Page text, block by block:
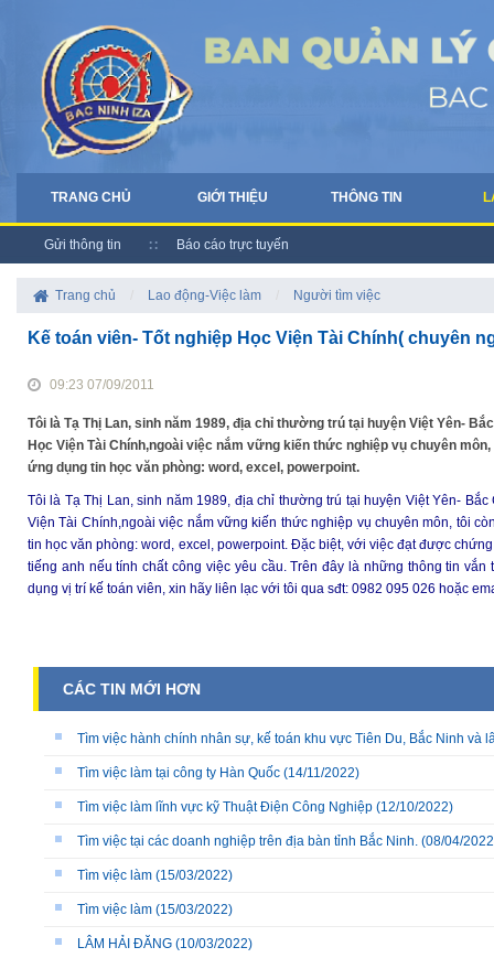
TRANG CHỦ GIỚI THIỆU THÔNG TIN
Gửi thông tin Báo cáo trực tuyến
Trang chủ Lao động-Việc làm Người tìm việc
Kế toán viên- Tốt nghiệp Học Viện Tài Chính( chuyên
09:23 07/09/2011
Tôi là Tạ Thị Lan, sinh năm 1989, địa chỉ thường trú tại huyện Việt Yên-
Học Viện Tài Chính,ngoài việc nắm vững kiến thức nghiệp vụ chuyên
ứng dụng tin học văn phòng: word, excel, powerpoint.
Tôi là Tạ Thị Lan, sinh năm 1989, địa chỉ thường trú tại huyện Việt Yên-
Viện Tài Chính,ngoài việc nắm vững kiến thức nghiệp vụ chuyên môn, tôi
tin học văn phòng: word, excel, powerpoint. Đặc biệt, với việc đạt được
tiếng anh nếu tính chất công việc yêu cầu. Trên đây là những thông tin
dụng vị trí kế toán viên, xin hãy liên lạc với tôi qua sđt: 0982 095 026 hoặc
CÁC TIN MỚI HƠN
Tìm việc hành chính nhân sự, kế toán khu vực Tiên Du, Bắc Ninh và
Tìm việc làm tại công ty Hàn Quốc (14/11/2022)
Tìm việc làm lĩnh vực kỹ Thuật Điện Công Nghiệp (12/10/2022)
Tìm việc tại các doanh nghiệp trên địa bàn tỉnh Bắc Ninh. (08/04/
Tìm việc làm (15/03/2022)
Tìm việc làm (15/03/2022)
LÂM HẢI ĐĂNG (10/03/2022)